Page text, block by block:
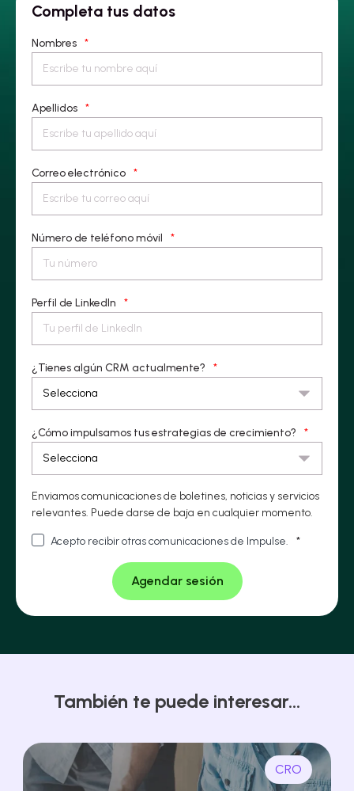
Completa tus datos
Nombres *
Apellidos *
Correo electrónico *
Número de teléfono móvil *
Perfil de LinkedIn *
¿Tienes algún CRM actualmente? *
¿Cómo impulsamos tus estrategias de crecimiento? *
Enviamos comunicaciones de boletines, noticias y servicios
relevantes. Puede darse de baja en cualquier momento.
Acepto recibir otras comunicaciones de Impulse. *
También te puede interesar...
CRO